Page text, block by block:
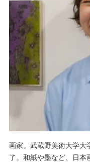
画家。武蔵野美術大学大
了。和紙や墨など、日本